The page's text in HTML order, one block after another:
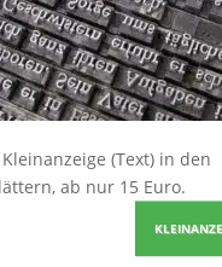
(Text) in den
ab nur 15 Euro.